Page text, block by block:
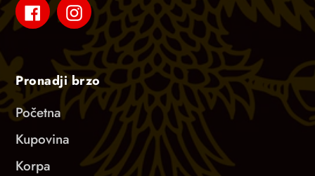
FacebookInstagram
Pronadji brzo
Početna
Kupovina
Korpa